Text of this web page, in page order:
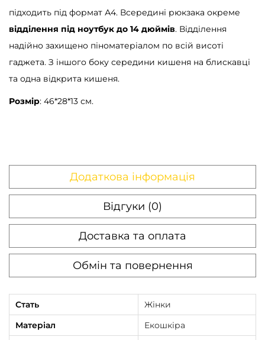
підходить під формат А4. Всередині рюкзака окреме
відділення під ноутбук до 14 дюймів. Відділення
надійно захищено піноматеріалом по всій висоті
гаджета. З іншого боку середини кишеня на блискавці
та одна відкрита кишеня.
Розмір: 46*28*13 см.
Додаткова інформація
Відгуки (0)
Доставка та оплата
Обмін та повернення
Стать
Жінки
Матеріал
Екошкіра